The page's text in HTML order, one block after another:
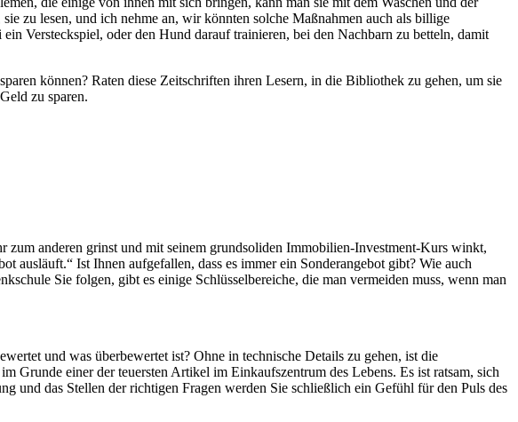
zu lesen, und ich nehme an, wir könnten solche Maßnahmen auch als billige
Versteckspiel, oder den Hund darauf trainieren, bei den Nachbarn zu betteln, damit
können? Raten diese Zeitschriften ihren Lesern, in die Bibliothek zu gehen, um sie
zu sparen.
zum anderen grinst und mit seinem grundsoliden Immobilien-Investment-Kurs winkt,
ausläuft.“ Ist Ihnen aufgefallen, dass es immer ein Sonderangebot gibt? Wie auch
Sie folgen, gibt es einige Schlüsselbereiche, die man vermeiden muss, wenn man
und was überbewertet ist? Ohne in technische Details zu gehen, ist die
Grunde einer der teuersten Artikel im Einkaufszentrum des Lebens. Es ist ratsam, sich
und das Stellen der richtigen Fragen werden Sie schließlich ein Gefühl für den Puls des